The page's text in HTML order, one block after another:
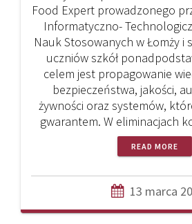
Food Expert prowadzonego
Informatyczno-
Nauk Stosowanych w Łomży i
uczniów szkół
celem jest propagowanie
bezpieczeństwa, jakości,
żywności oraz systemów,
gwarantem. W eliminacjach
READ MORE
13 marca